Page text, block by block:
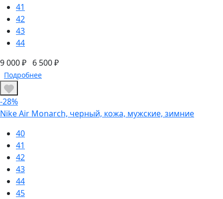
41
42
43
44
9 000 ₽ 6 500 ₽
Подробнее
-28%
Nike Air Monarch, черный, кожа, мужские, зимние
40
41
42
43
44
45